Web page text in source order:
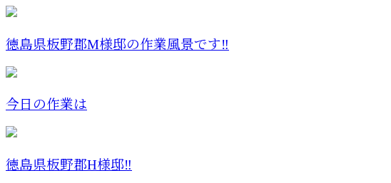
徳島県板野郡M様邸の作業風景です‼️
今日の作業は
徳島県板野郡H様邸‼️